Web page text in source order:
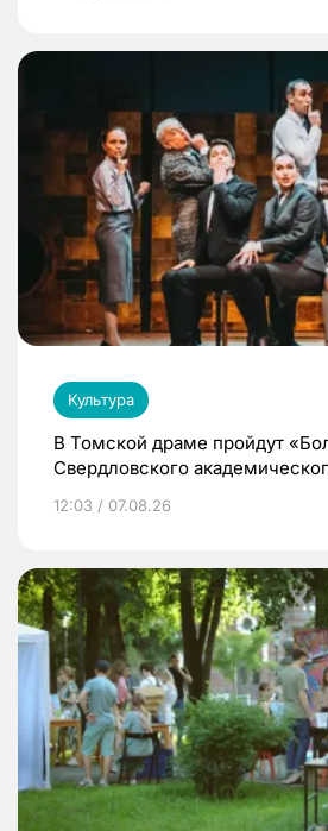
Культура
В Томской драме пройдут
Свердловского
12:03 / 07.08.26